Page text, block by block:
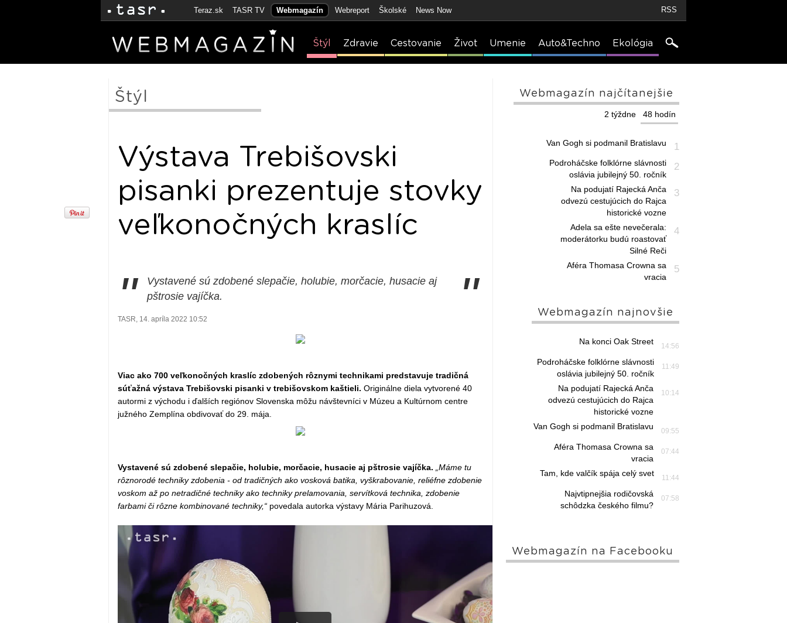
Teraz.sk TASR TV Webmagazín Webreport Školské News Now RSS
Štýl Zdravie Cestovanie Život Umenie Auto&Techno Ekológia
Štýl
Výstava Trebišovski
pisanki prezentuje stovky
veľkonočných kraslíc
"
Vystavené sú zdobené slepačie, holubie, morčacie, husacie aj
pštrosie vajíčka.
"
TASR, 14. apríla 2022 10:52
Viac ako 700 veľkonočných kraslíc zdobených rôznymi technikami predstavuje tradičná
súťažná výstava Trebišovski pisanki v trebišovskom kaštieli. Originálne diela vytvorené 40
autormi z východu i ďalších regiónov Slovenska môžu návštevníci v Múzeu a Kultúrnom centre
južného Zemplína obdivovať do 29. mája.
Vystavené sú zdobené slepačie, holubie, morčacie, husacie aj pštrosie vajíčka.
„Máme tu
rôznorodé techniky zdobenia - od tradičných ako vosková batika, vyškrabovanie, reliéfne zdobenie
voskom až po netradičné techniky ako techniky prelamovania, servítková technika, zdobenie
farbami či rôzne kombinované techniky,“ povedala autorka výstavy Mária Parihuzová.
Webmagazín najčítanejšie
48 hodín
2 týždne
1
Van Gogh si podmanil Bratislavu
2
Podroháčske folklórne slávnosti
oslávia jubilejný 50. ročník
3
Na podujatí Rajecká Anča
odvezú cestujúcich do Rajca
historické vozne
4
Adela sa ešte nevečerala:
moderátorku budú roastovať
Silné Reči
5
Aféra Thomasa Crowna sa
vracia
Webmagazín najnovšie
14:56
Na konci Oak Street
11:49
Podroháčske folklórne slávnosti
oslávia jubilejný 50. ročník
10:14
Na podujatí Rajecká Anča
odvezú cestujúcich do Rajca
historické vozne
09:55
Van Gogh si podmanil Bratislavu
07:44
Aféra Thomasa Crowna sa
vracia
11:44
Tam, kde valčík spája celý svet
07:58
Najvtipnejšia rodičovská
schôdzka českého filmu?
Webmagazín na Facebooku